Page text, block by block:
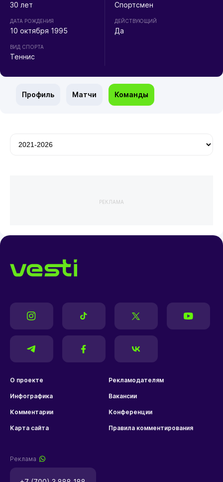
30 лет
ДАТА РОЖДЕНИЯ
10 октября 1995
ВИД СПОРТА
Теннис
Спортсмен
ДЕЙСТВУЮЩИЙ
Да
Профиль Матчи Команды
РЕКЛАМА
О проекте Рекламодателям
Инфографика Вакансии
Комментарии Конференции
Карта сайта Правила комментирования
Реклама